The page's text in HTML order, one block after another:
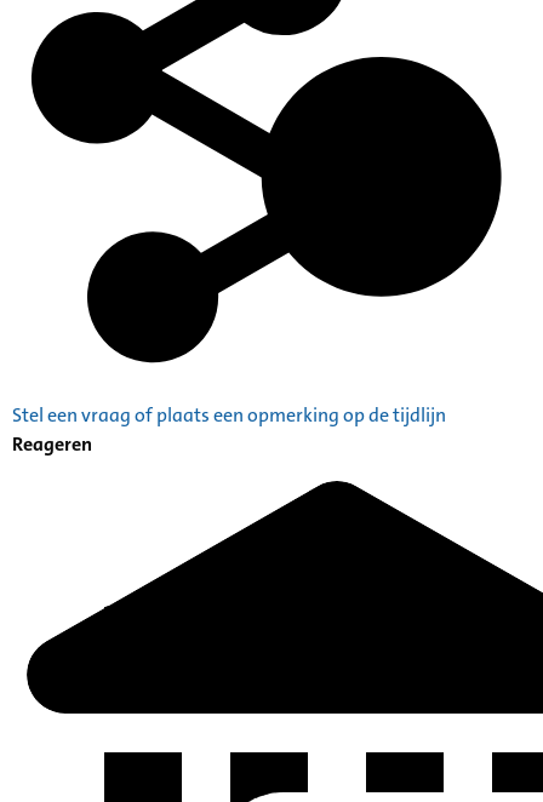
Stel een vraag of plaats een opmerking op de tijdlijn
Reageren